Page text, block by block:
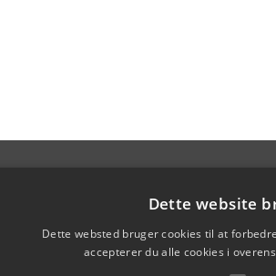
Dette website
Dette websted bruger cookies til at
accepterer du alle cookies i